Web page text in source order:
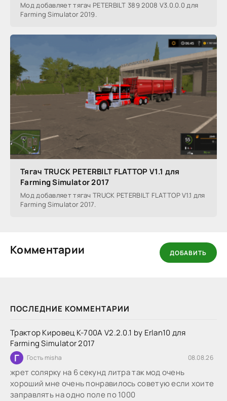
ПОСЛЕДНИЕ КОММЕНТАРИИ
Трактор Кировец К-700А V2.2.0.1 by Erlan10 для
Farming Simulator 2017
Г Гость misha 08.08.26
жрет солярку на 6 секунд литра так мод очень
хороший мне очень понравилось советую если хоите
заправлять на одно поле по 1000
Мод добавляет тягач PETERBILT 389 2008 V3.0.0.0 для
Farming Simulator 2019.
Тягач TRUCK PETERBILT FLATTOP V1.1 для
Farming Simulator 2017
Мод добавляет тягач TRUCK PETERBILT FLATTOP V1.1 для
Farming Simulator 2017.
Комментарии ДОБАВИТЬ